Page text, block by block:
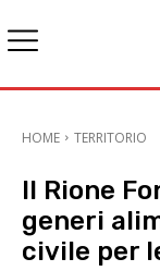
HOME TERRITORIO
Il Rione
generi
civile per